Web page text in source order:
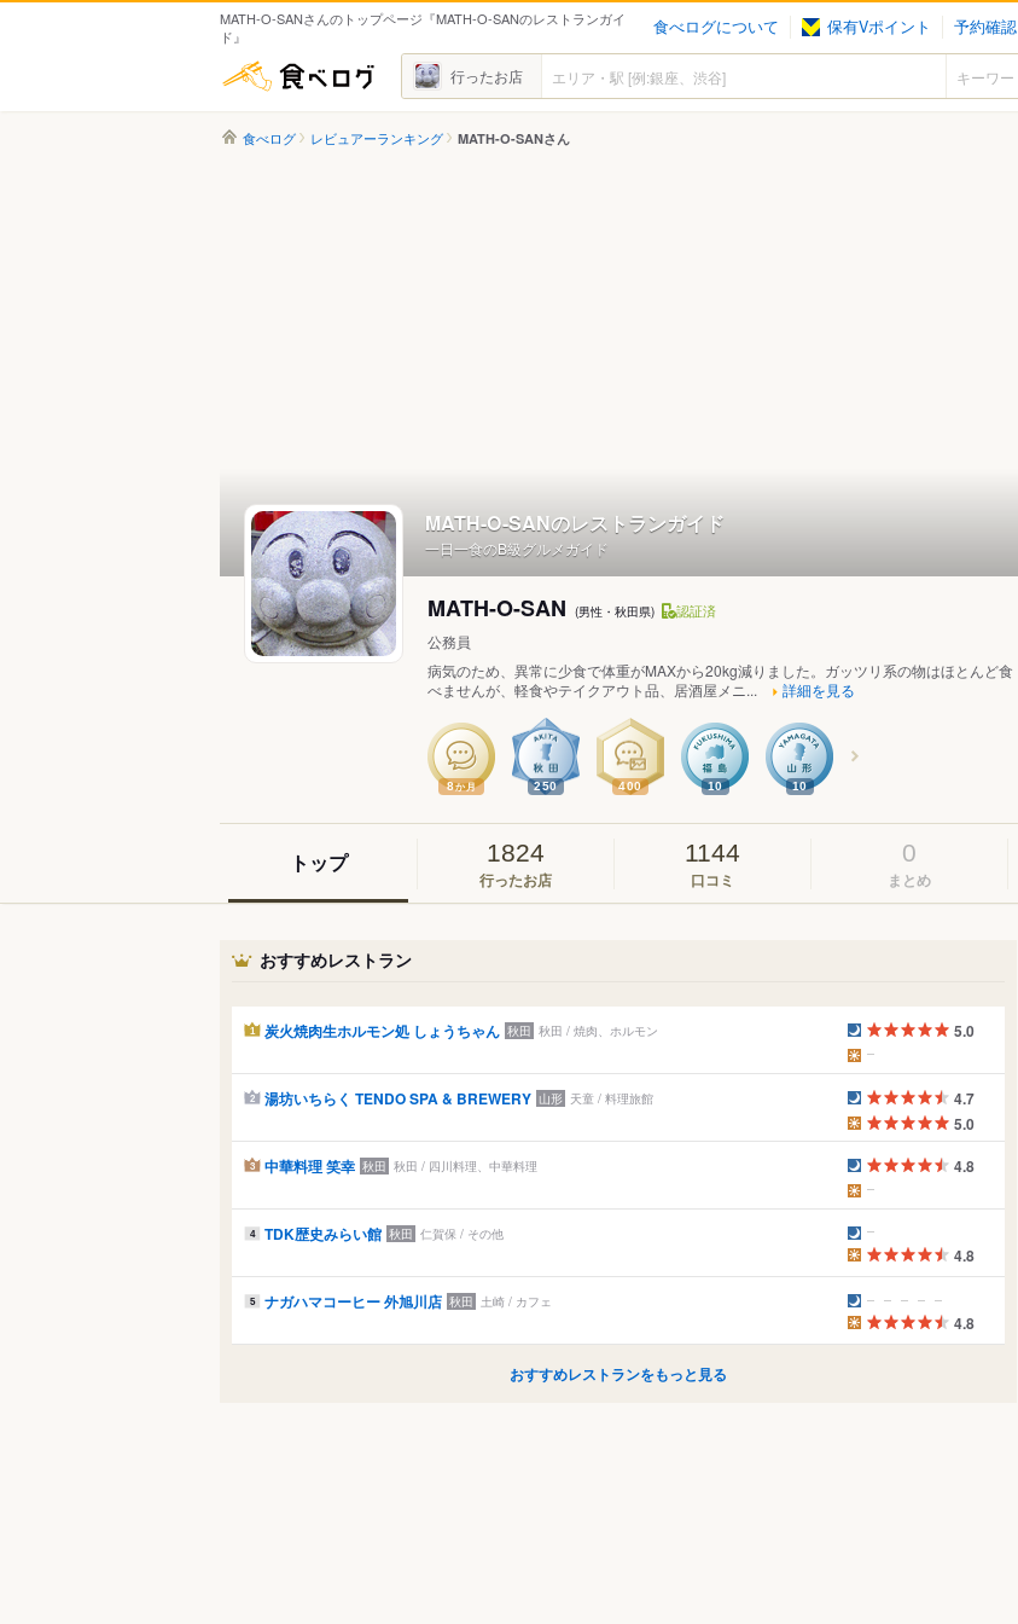
MATH-O-SANさんのトップページ『MATH-O-SANのレストランガイ
ド』
食べログについて 保有Vポイント 予約確認
食べログ 行ったお店
食べログ レビュアーランキング MATH-O-SANさん
MATH-O-SANのレストランガイド
一日一食のB級グルメガイド
MATH-O-SAN (男性・秋田県) 認証済
公務員
病気のため、異常に少食で体重がMAXから20kg減りました。ガッツリ系の物はほとんど食
べませんが、軽食やテイクアウト品、居酒屋メニ...
詳細を見る
8か月 250 400 10 10
トップ 1824
行ったお店
1144
口コミ
0
まとめ
おすすめレストラン
1 炭火焼肉生ホルモン処 しょうちゃん 秋田 秋田 / 焼肉、ホルモン 5.0
2 湯坊いちらく TENDO SPA & BREWERY 山形 天童 / 料理旅館
4.7
5.0
3 中華料理 笑幸 秋田 秋田 / 四川料理、中華料理 4.8
4 TDK歴史みらい館 秋田 仁賀保 / その他
4.8
5 ナガハマコーヒー 外旭川店 秋田 土崎 / カフェ
4.8
おすすめレストランをもっと見る